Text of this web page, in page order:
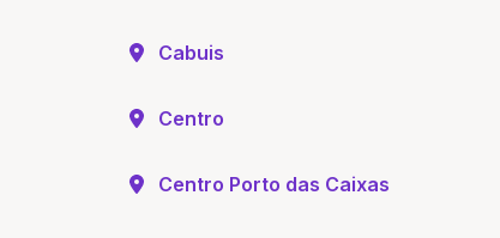
Cabuis
Centro
Centro Porto das Caixas